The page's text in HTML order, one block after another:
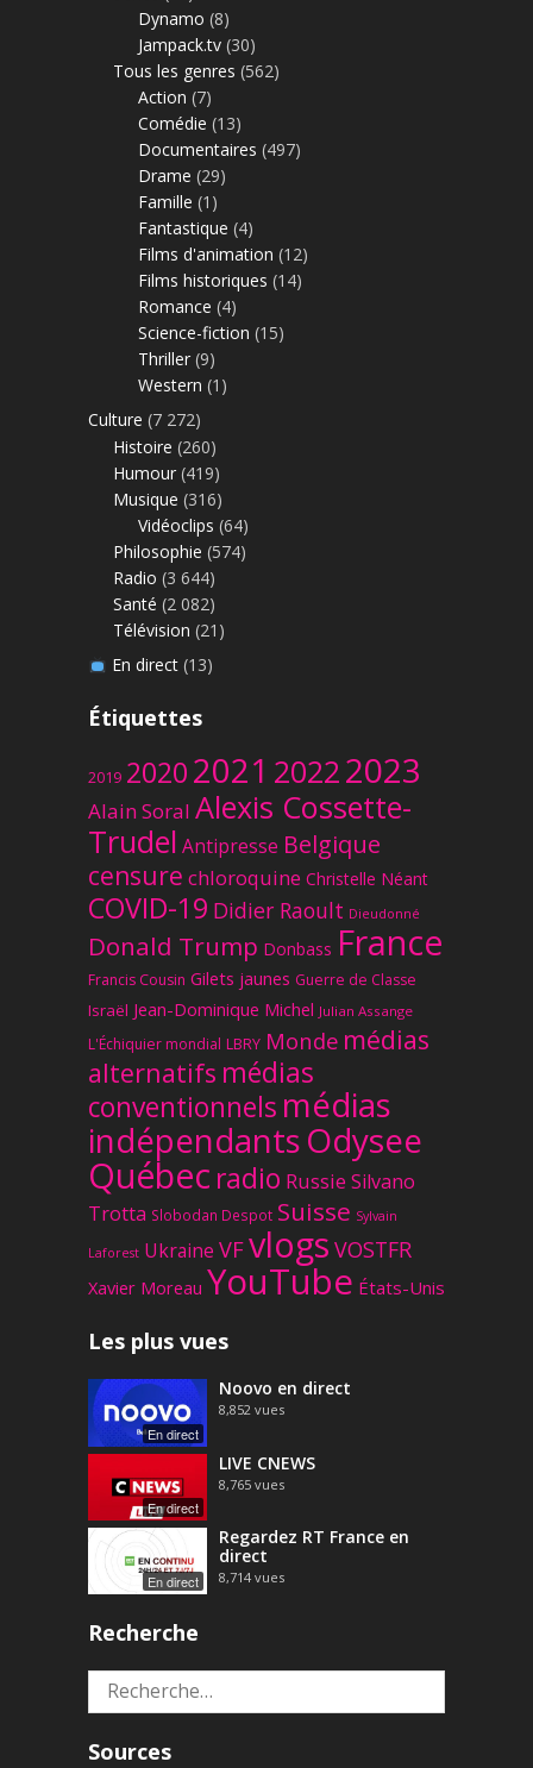
Dynamo (8)
Jampack.tv (30)
Tous les genres (562)
Action (7)
Comédie (13)
Documentaires (497)
Drame (29)
Famille (1)
Fantastique (4)
Films d'animation (12)
Films historiques (14)
Romance (4)
Science-fiction (15)
Thriller (9)
Western (1)
Culture (7 272)
Histoire (260)
Humour (419)
Musique (316)
Vidéoclips (64)
Philosophie (574)
Radio (3 644)
Santé (2 082)
Télévision (21)
En direct(13)
Étiquettes
2019 20202021 20222023
Alain Soral Alexis Cossette-
Trudel Antipresse Belgique
censure chloroquine Christelle Néant
COVID-19 Didier Raoult Dieudonné
Donald Trump Donbass France
Francis Cousin Gilets jaunes Guerre de Classe
Israël Jean-Dominique Michel Julian Assange
L'Échiquier mondial LBRY Monde médias
alternatifs médias
conventionnels médias
indépendantsOdysee
Québec radio Russie Silvano
Trotta Slobodan Despot Suisse Sylvain
Laforest Ukraine VFvlogs VOSTFR
Xavier Moreau YouTube États-Unis
Les plus vues
En direct
Noovo en direct
8,852 vues
En direct
LIVE CNEWS
8,765 vues
En direct
Regardez RT France en
direct
8,714 vues
Recherche
Rechercher :
Sources